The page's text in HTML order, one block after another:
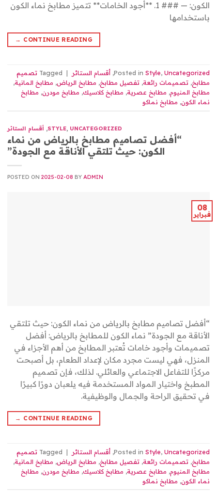
الكون: — ### 1. **أجود الخامات** تتميز مطابخ نماء الكون
باستخدامها
CONTINUE READING
→
Posted in Style, Uncategorized
, أقسام الستائر |
Tagged تصميم
مطابخ, تصميمات رائعة, تفصيل مطابخ, مطابخ الرياض, مطابخ المانية,
مطابخ المنيوم, مطابخ عصرية, مطابخ كلاسيك, مطابخ مودرن, مطابخ
نماء الكون, مطابخ نماكو
STYLE UNCATEGORIZED أقسام الستائر
“أفضل تصاميم مطابخ بالرياض من نماء
الكون: حيث تلتقي الأناقة مع الجودة”
POSTED ON 2025-02-08 BY ADMIN
08
فبراير
“أفضل تصاميم مطابخ بالرياض من نماء الكون: حيث تلتقي
الأناقة مع الجودة” نماء الكون للمطابخ بالرياض: أفضل
تصميمات وأجود خامات تُعتبر المطابخ من أهم الأجزاء في
المنزل، فهي ليست مجرد مكان لإعداد الطعام، بل أصبحت
مركزًا للتفاعل الاجتماعي والعائلي. لذلك، فإن تصميم
المطبخ واختيار المواد المستخدمة فيه يلعبان دورًا كبيرًا
في تحقيق الراحة والجمال والوظيفية.
CONTINUE READING
→
Posted in Style, Uncategorized
, أقسام الستائر |
Tagged تصميم
مطابخ, تصميمات رائعة, تفصيل مطابخ, مطابخ الرياض, مطابخ المانية,
مطابخ المنيوم, مطابخ عصرية, مطابخ كلاسيك, مطابخ مودرن, مطابخ
نماء الكون, مطابخ نماكو